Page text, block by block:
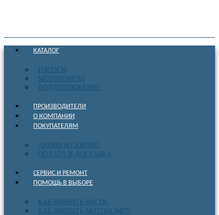
КАТАЛОГ
НАСОСЫ
МОТОПОМПЫ
ВОДОПОНИЖЕНИЕ
ПРОИЗВОДИТЕЛИ
О КОМПАНИИ
ПОКУПАТЕЛЯМ
АКЦИИ И СКИДКИ
ОПЛАТА И ДОСТАВКА
СЕРВИС И РЕМОНТ
ПОМОЩЬ В ВЫБОРЕ
КАК ВЫБРАТЬ НАСОС
КАК ВЫБРАТЬ МОТОПОМПУ